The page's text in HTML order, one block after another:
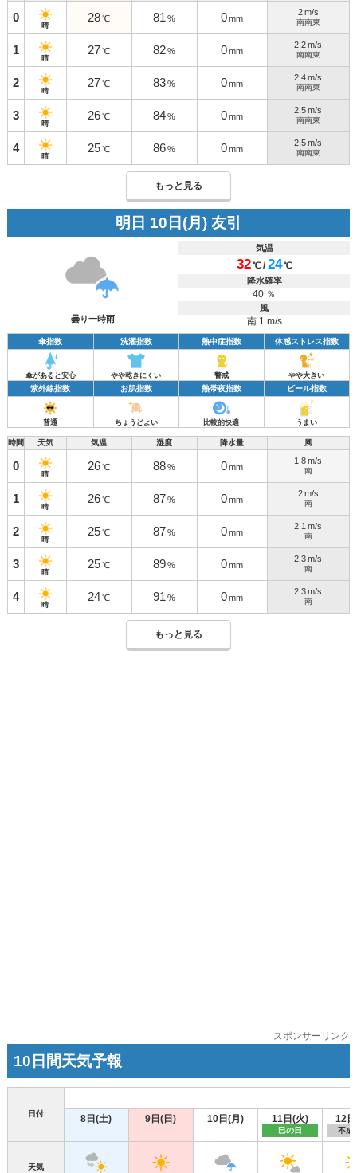
0
晴
28 ℃ 81 % 0 mm
2m/s
南南東
1
晴
27 ℃ 82 % 0 mm
2.2 m/s
南南東
2
晴
27 ℃ 83 % 0 mm
2.4 m/s
南南東
3
晴
26 ℃ 84 % 0 mm
2.5 m/s
南南東
4
晴
25 ℃ 86 % 0 mm
2.5 m/s
南南東
もっと見る
明日 10日(月) 友引
曇り一時雨
気温
32℃ /24℃
降水確率
40 ％
風
南 1 m/s
傘指数 洗濯指数 熱中症指数 体感ストレス指数
傘があると安心 やや乾きにくい 警戒 やや大きい
紫外線指数 お肌指数 熱帯夜指数 ビール指数
普通 ちょうどよい 比較的快適 うまい
時間 天気 気温 湿度 降水量 風
0
晴
26 ℃ 88 % 0 mm
1.8 m/s
南
1
晴
26 ℃ 87 % 0 mm
2m/s
南
2
晴
25 ℃ 87 % 0 mm
2.1 m/s
南
3
晴
25 ℃ 89 % 0 mm
2.3 m/s
南
4
晴
24 ℃ 91 % 0 mm
2.3 m/s
南
もっと見る
スポンサーリンク
10日間天気予報
日付 8日(土) 9日(日) 10日(月) 11日(火)
巳の日
12
不成
天気